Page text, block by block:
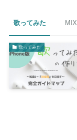
歌ってみた MIX
歌ってみた